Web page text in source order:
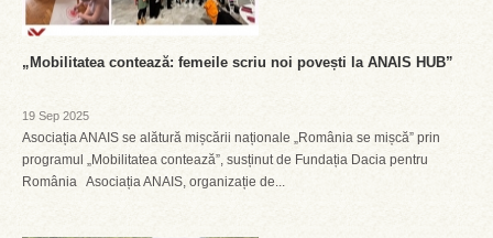
„Mobilitatea contează: femeile scriu noi povești la ANAIS HUB”
19 Sep 2025
Asociația ANAIS se alătură mișcării naționale „România se mișcă” prin
programul „Mobilitatea contează”, susținut de Fundația Dacia pentru
România Asociația ANAIS, organizație de...